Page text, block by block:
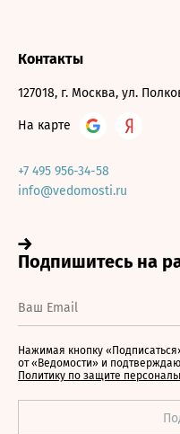
Контакты
127018, г. Москва, ул.
На карте
+7 495 956-34-58
info@vedomosti.ru
Нажимая кнопку
от «Ведомости» и
Политику по защите